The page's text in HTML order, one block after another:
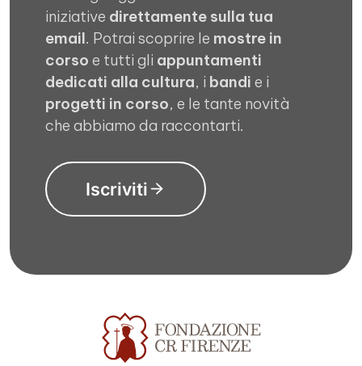
iniziative direttamente sulla tua
email. Potrai scoprire le mostre in
corso e tutti gli appuntamenti
dedicati alla cultura, i bandi e i
progetti in corso, e le tante novità
che abbiamo da raccontarti.
Iscriviti